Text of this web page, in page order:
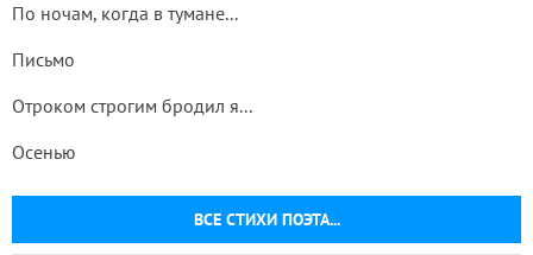
ВСЕ СТИХИ ПОЭТА...
По ночам, когда в тумане...
Письмо
Отроком строгим бродил я...
Осенью